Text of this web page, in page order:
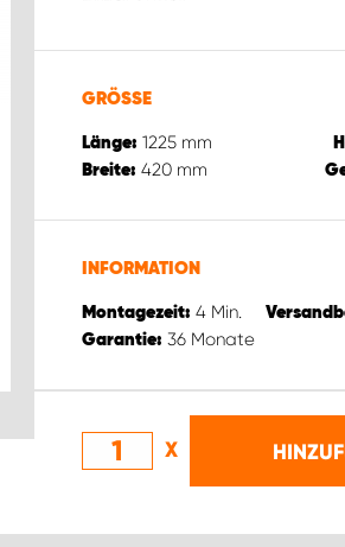
GRÖSSE
Länge: 1225 mm
Breite: 420 mm
INFORMATION
Montagezeit: 4 Min.
Garantie: 36 Monate
X